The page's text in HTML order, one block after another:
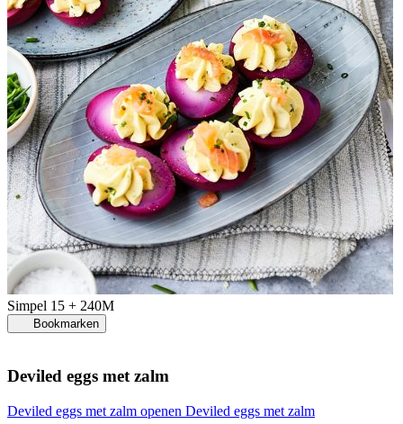
Simpel 15 + 240M
Bookmarken
Deviled eggs met zalm
Deviled eggs met zalm openen Deviled eggs met zalm